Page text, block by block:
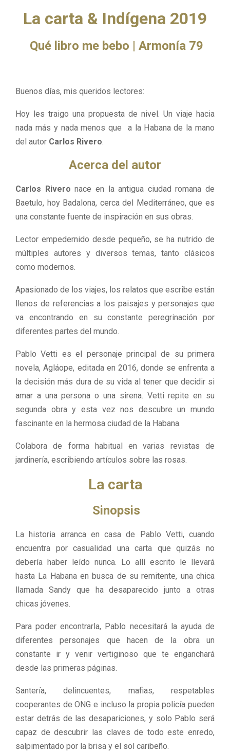
La carta & Indígena 2019
Qué libro me bebo | Armonía 79
Buenos días, mis queridos lectores:
Hoy les traigo una propuesta de nivel. Un viaje hacia
nada más y nada menos que a la Habana de la mano
del autor Carlos Rivero.
Acerca del autor
Carlos Rivero nace en la antigua ciudad romana de
Baetulo, hoy Badalona, cerca del Mediterráneo, que es
una constante fuente de inspiración en sus obras.
Lector empedernido desde pequeño, se ha nutrido de
múltiples autores y diversos temas, tanto clásicos
como modernos.
Apasionado de los viajes, los relatos que escribe están
llenos de referencias a los paisajes y personajes que
va encontrando en su constante peregrinación por
diferentes partes del mundo.
Pablo Vetti es el personaje principal de su primera
novela, Agláope, editada en 2016, donde se enfrenta a
la decisión más dura de su vida al tener que decidir si
amar a una persona o una sirena. Vetti repite en su
segunda obra y esta vez nos descubre un mundo
fascinante en la hermosa ciudad de la Habana.
Colabora de forma habitual en varias revistas de
jardinería, escribiendo artículos sobre las rosas.
La carta
Sinopsis
La historia arranca en casa de Pablo Vetti, cuando
encuentra por casualidad una carta que quizás no
debería haber leído nunca. Lo allí escrito le llevará
hasta La Habana en busca de su remitente, una chica
llamada Sandy que ha desaparecido junto a otras
chicas jóvenes.
Para poder encontrarla, Pablo necesitará la ayuda de
diferentes personajes que hacen de la obra un
constante ir y venir vertiginoso que te enganchará
desde las primeras páginas.
Santería, delincuentes, mafias, respetables
cooperantes de ONG e incluso la propia policía pueden
estar detrás de las desapariciones, y solo Pablo será
capaz de descubrir las claves de todo este enredo,
salpimentado por la brisa y el sol caribeño.